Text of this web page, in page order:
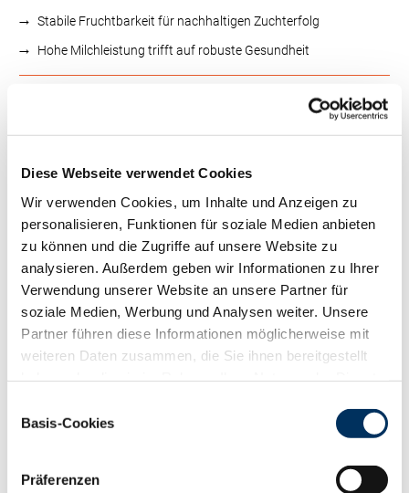
Diese Webseite verwendet Cookies
Wir verwenden Cookies, um Inhalte und Anzeigen zu
personalisieren, Funktionen für soziale Medien anbieten
zu können und die Zugriffe auf unsere Website zu
analysieren. Außerdem geben wir Informationen zu Ihrer
Verwendung unserer Website an unsere Partner für
soziale Medien, Werbung und Analysen weiter. Unsere
Partner führen diese Informationen möglicherweise mit
weiteren Daten zusammen, die Sie ihnen bereitgestellt
Cookies, wenn Sie unsere Webseite weiterhin nutzen.
Basis-Cookies
Präferenzen
Stabile Fruchtbarkeit für nachhaltigen Zuchterfolg
Hohe Milchleistung trifft auf robuste Gesundheit
RZS
RZR
RZKd
108
RZKm
RZÖko
150
Gesundheit
RZGesund
128
RZEuterfit
RZKlaue
115
111
RZRepro
112
RZKälberfit 103